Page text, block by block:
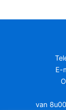
E-
van